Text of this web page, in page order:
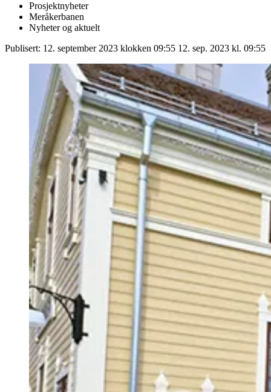
Prosjektnyheter
Meråkerbanen
Nyheter og aktuelt
Publisert: 12. september 2023 klokken 09:55 12. sep. 2023 kl. 09:55